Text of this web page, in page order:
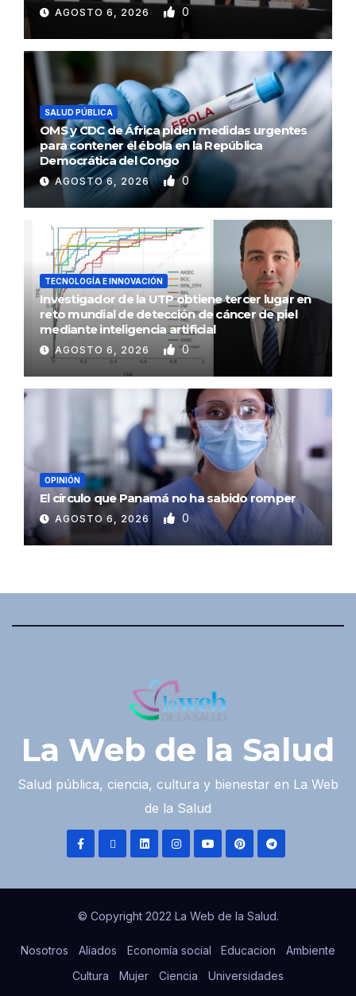
AGOSTO 6, 2026 0
SALUD PÚBLICA
OMS y CDC de África piden medidas urgentes
para contener el ébola en la República
Democrática del Congo
AGOSTO 6, 2026 0
TECNOLOGÍA E INNOVACIÓN
Investigador de la UTP obtiene tercer lugar en
reto mundial de detección de cáncer de piel
mediante inteligencia artificial
AGOSTO 6, 2026 0
OPINIÓN
El círculo que Panamá no ha sabido romper
AGOSTO 6, 2026 0
La Web de la Salud
Salud pública, ciencia, cultura y bienestar en La Web
de la Salud
© Copyright 2022 La Web de la Salud.
Nosotros Aliados Economía social Educacion
Ambiente
Cultura
Mujer Ciencia
Universidades